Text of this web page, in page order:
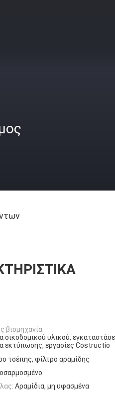
βιομηχανία:
οικοδομικού υλικού,
εκτύπωσης, εργασίες Costructio
τσέπης, φίλτρο αραμίδης
Αραμίδια, μη υφασμένα